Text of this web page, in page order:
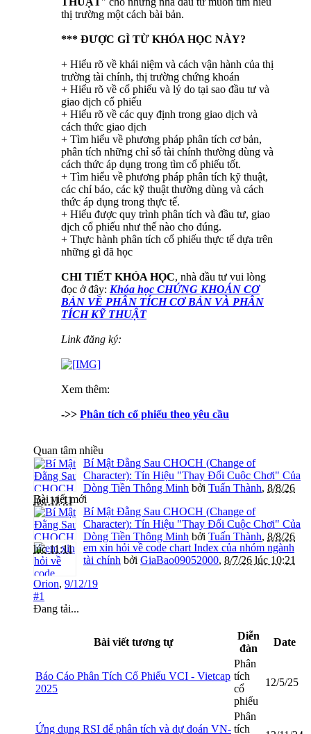
thị trường một cách bài bản.
*** ĐƯỢC GÌ TỪ KHÓA HỌC NÀY?
+ Hiểu rõ về khái niệm và cách vận hành của thị
trường tài chính, thị trường chứng khoán
+ Hiểu rõ về cổ phiếu và lý do tại sao đầu tư và
giao dịch cổ phiếu
+ Hiểu rõ về các quy định trong giao dịch và
cách thức giao dịch
+ Tìm hiểu về phương pháp phân tích cơ bản,
phân tích những chỉ số tài chính thường dùng và
cách thức áp dụng trong tìm cổ phiếu tốt.
+ Tìm hiểu về phương pháp phân tích kỹ thuật,
các chỉ báo, các kỹ thuật thường dùng và cách
thức áp dụng trong thực tế.
+ Hiểu được quy trình phân tích và đầu tư, giao
dịch cổ phiếu như thế nào cho đúng.
+ Thực hành phân tích cổ phiếu thực tế dựa trên
những gì đã học
CHI TIẾT KHÓA HỌC, nhà đầu tư vui lòng
đọc ở đây: Khóa học CHỨNG KHOÁN CƠ
BẢN VỀ PHÂN TÍCH CƠ BẢN VÀ PHÂN
TÍCH KỸ THUẬT
Link đăng ký:
Xem thêm:
->> Phân tích cổ phiếu theo yêu cầu
Quan tâm nhiều
Bí Mật Đằng Sau CHOCH (Change of
Character): Tín Hiệu "Thay Đổi Cuộc Chơi" Của
Dòng Tiền Thông Minh bởi Tuấn Thành, 8/8/26
lúc 11:11
Bài viết mới
Bí Mật Đằng Sau CHOCH (Change of
Character): Tín Hiệu "Thay Đổi Cuộc Chơi" Của
Dòng Tiền Thông Minh bởi Tuấn Thành, 8/8/26
lúc 11:11
em xin hỏi về code chart Index của nhóm ngành
tài chính bởi GiaBao09052000, 8/7/26 lúc 10:21
Orion, 9/12/19
#1
Đang tải...
Bài viết tương tự
Diễn
đàn
Date
Báo Cáo Phân Tích Cổ Phiếu VCI - Vietcap
2025
Phân
tích
cổ
phiếu
12/5/25
Ứng dụng RSI để phân tích và dự đoán VN-
Phân
tích